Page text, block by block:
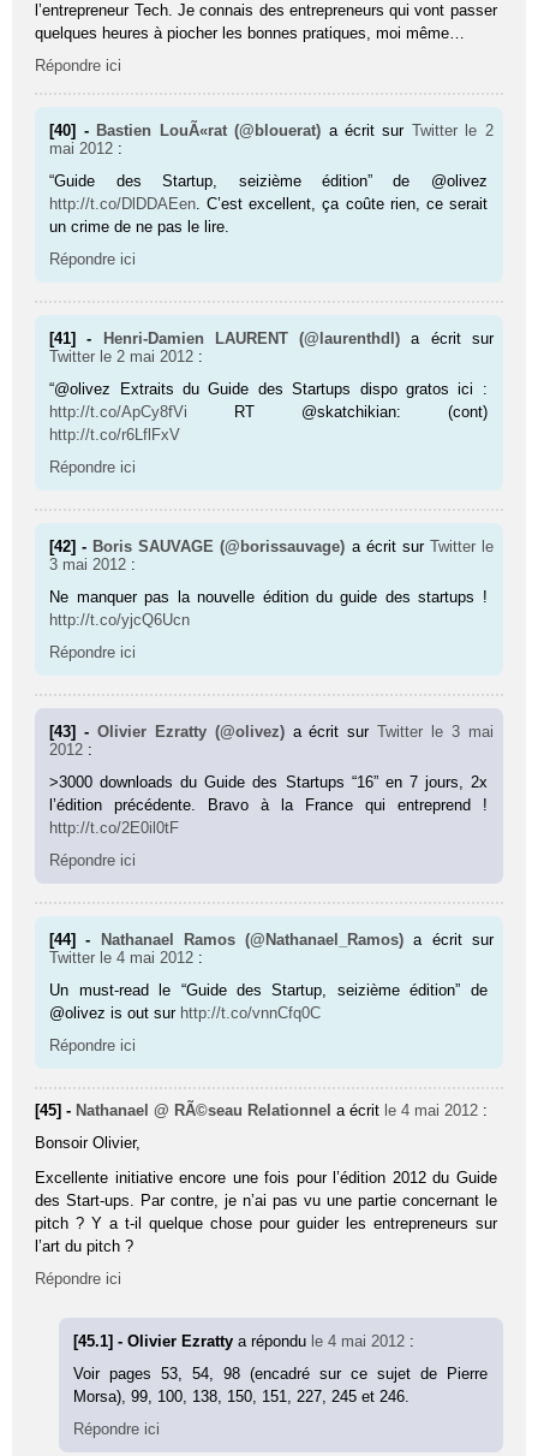
l’entrepreneur Tech. Je connais des entrepreneurs qui vont passer
quelques heures à piocher les bonnes pratiques, moi même…
Répondre ici
[40] - Bastien LouÃ«rat (@blouerat) a écrit sur Twitter
le 2
mai 2012 :
“Guide des Startup, seizième édition” de @olivez
http://t.co/DlDDAEen. C’est excellent, ça coûte rien, ce serait
un crime de ne pas le lire.
Répondre ici
[41] - Henri-Damien LAURENT (@laurenthdl)
a écrit sur
Twitter le 2 mai 2012 :
“@olivez Extraits du Guide des Startups dispo gratos ici :
http://t.co/ApCy8fVi RT @skatchikian: (cont)
http://t.co/r6LflFxV
Répondre ici
[42] - Boris SAUVAGE (@borissauvage) a écrit sur Twitter le
3 mai 2012 :
Ne manquer pas la nouvelle édition du guide des startups !
http://t.co/yjcQ6Ucn
Répondre ici
[43] - Olivier Ezratty (@olivez) a écrit surTwitter
le 3 mai
2012 :
>3000 downloads du Guide des Startups “16” en 7 jours, 2x
l’édition précédente. Bravo à la France qui entreprend !
http://t.co/2E0il0tF
Répondre ici
[44] - Nathanael Ramos (@Nathanael_Ramos) a écrit sur
Twitter le 4 mai 2012 :
Un must-read le “Guide des Startup, seizième édition” de
@olivez is out sur http://t.co/vnnCfq0C
Répondre ici
[45] - Nathanael @ RÃ©seau Relationnel a écrit le 4 mai 2012 :
Bonsoir Oli­vier,
Excellente initiative encore une fois pour l’édition 2012 du Guide
des Start-ups. Par contre, je n’ai pas vu une partie concernant le
pitch ? Y a t-il quelque chose pour guider les entrepreneurs sur
l’art du pitch ?
Répondre ici
[45.1] - Olivier Ezrattya répondu le 4 mai 2012 :
Voir pages 53, 54, 98 (enca­dré sur ce sujet de Pierre
Morsa), 99, 100, 138, 150, 151, 227, 245 et 246.
Répondre ici